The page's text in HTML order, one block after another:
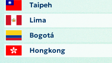
Taipeh
Lima
Bogotá
Hongkong